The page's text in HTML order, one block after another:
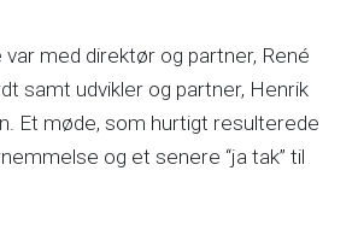
med direktør og partner, René
samt udvikler og partner, Henrik
Et møde, som hurtigt resulterede
og et senere “ja tak” til